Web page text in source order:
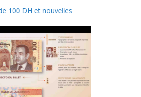
100 DH et nouvelles